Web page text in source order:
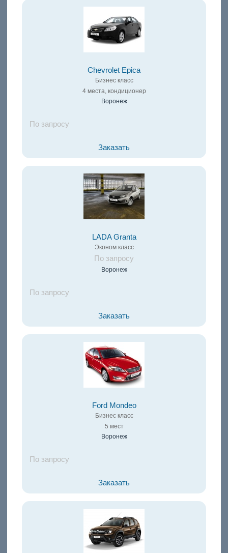
Chevrolet Epica
Бизнес класс
4 места, кондиционер
Воронеж
По запросу
Заказать
LADA Granta
Эконом класс
По запросу
Воронеж
По запросу
Заказать
Ford Mondeo
Бизнес класс
5 мест
Воронеж
По запросу
Заказать